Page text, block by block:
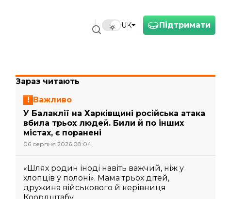
Підтримати
UK
Зараз читають
Важливо
У Балаклії на Харківщині російська атака
вбила трьох людей. Били й по інших
містах, є поранені
06 серпня 2026 08:04
«Шлях родин іноді навіть важчий, ніж у
хлопців у полоні». Мама трьох дітей,
дружина військового й керівниця